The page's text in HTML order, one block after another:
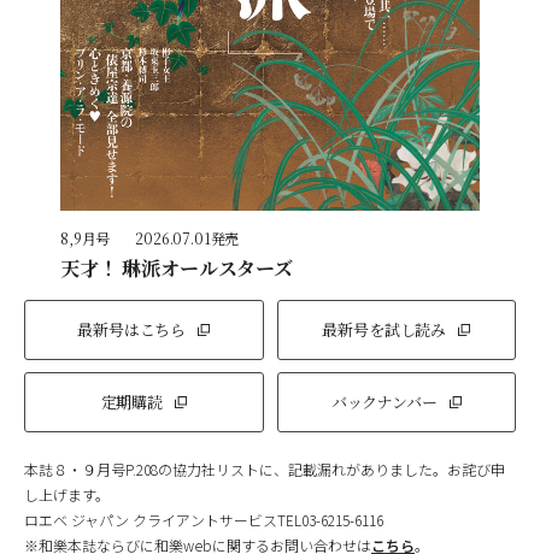
8,9月号 2026.07.01発売
天才！ 琳派オールスターズ
最新号はこちら 最新号を試し読み
定期購読 バックナンバー
本誌８・９月号P.208の協力社リストに、記載漏れがありました。お詫び申
し上げます。
ロエベ ジャパン クライアントサービスTEL03-6215-6116
※和樂本誌ならびに和樂webに関するお問い合わせはこちら。